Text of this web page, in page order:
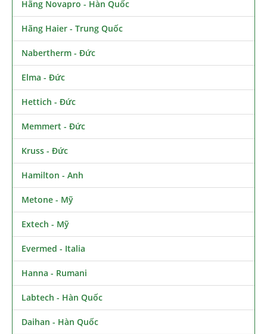
Hãng Novapro - Hàn Quốc
Hãng Haier - Trung Quốc
Nabertherm - Đức
Elma - Đức
Hettich - Đức
Memmert - Đức
Kruss - Đức
Hamilton - Anh
Metone - Mỹ
Extech - Mỹ
Evermed - Italia
Hanna - Rumani
Labtech - Hàn Quốc
Daihan - Hàn Quốc